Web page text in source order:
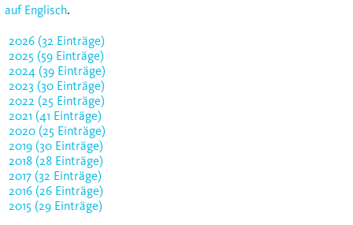
auf Englisch.
2026 (32 Einträge)
2025 (59 Einträge)
2024 (39 Einträge)
2023 (30 Einträge)
2022 (25 Einträge)
2021 (41 Einträge)
2020 (25 Einträge)
2019 (30 Einträge)
2018 (28 Einträge)
2017 (32 Einträge)
2016 (26 Einträge)
2015 (29 Einträge)